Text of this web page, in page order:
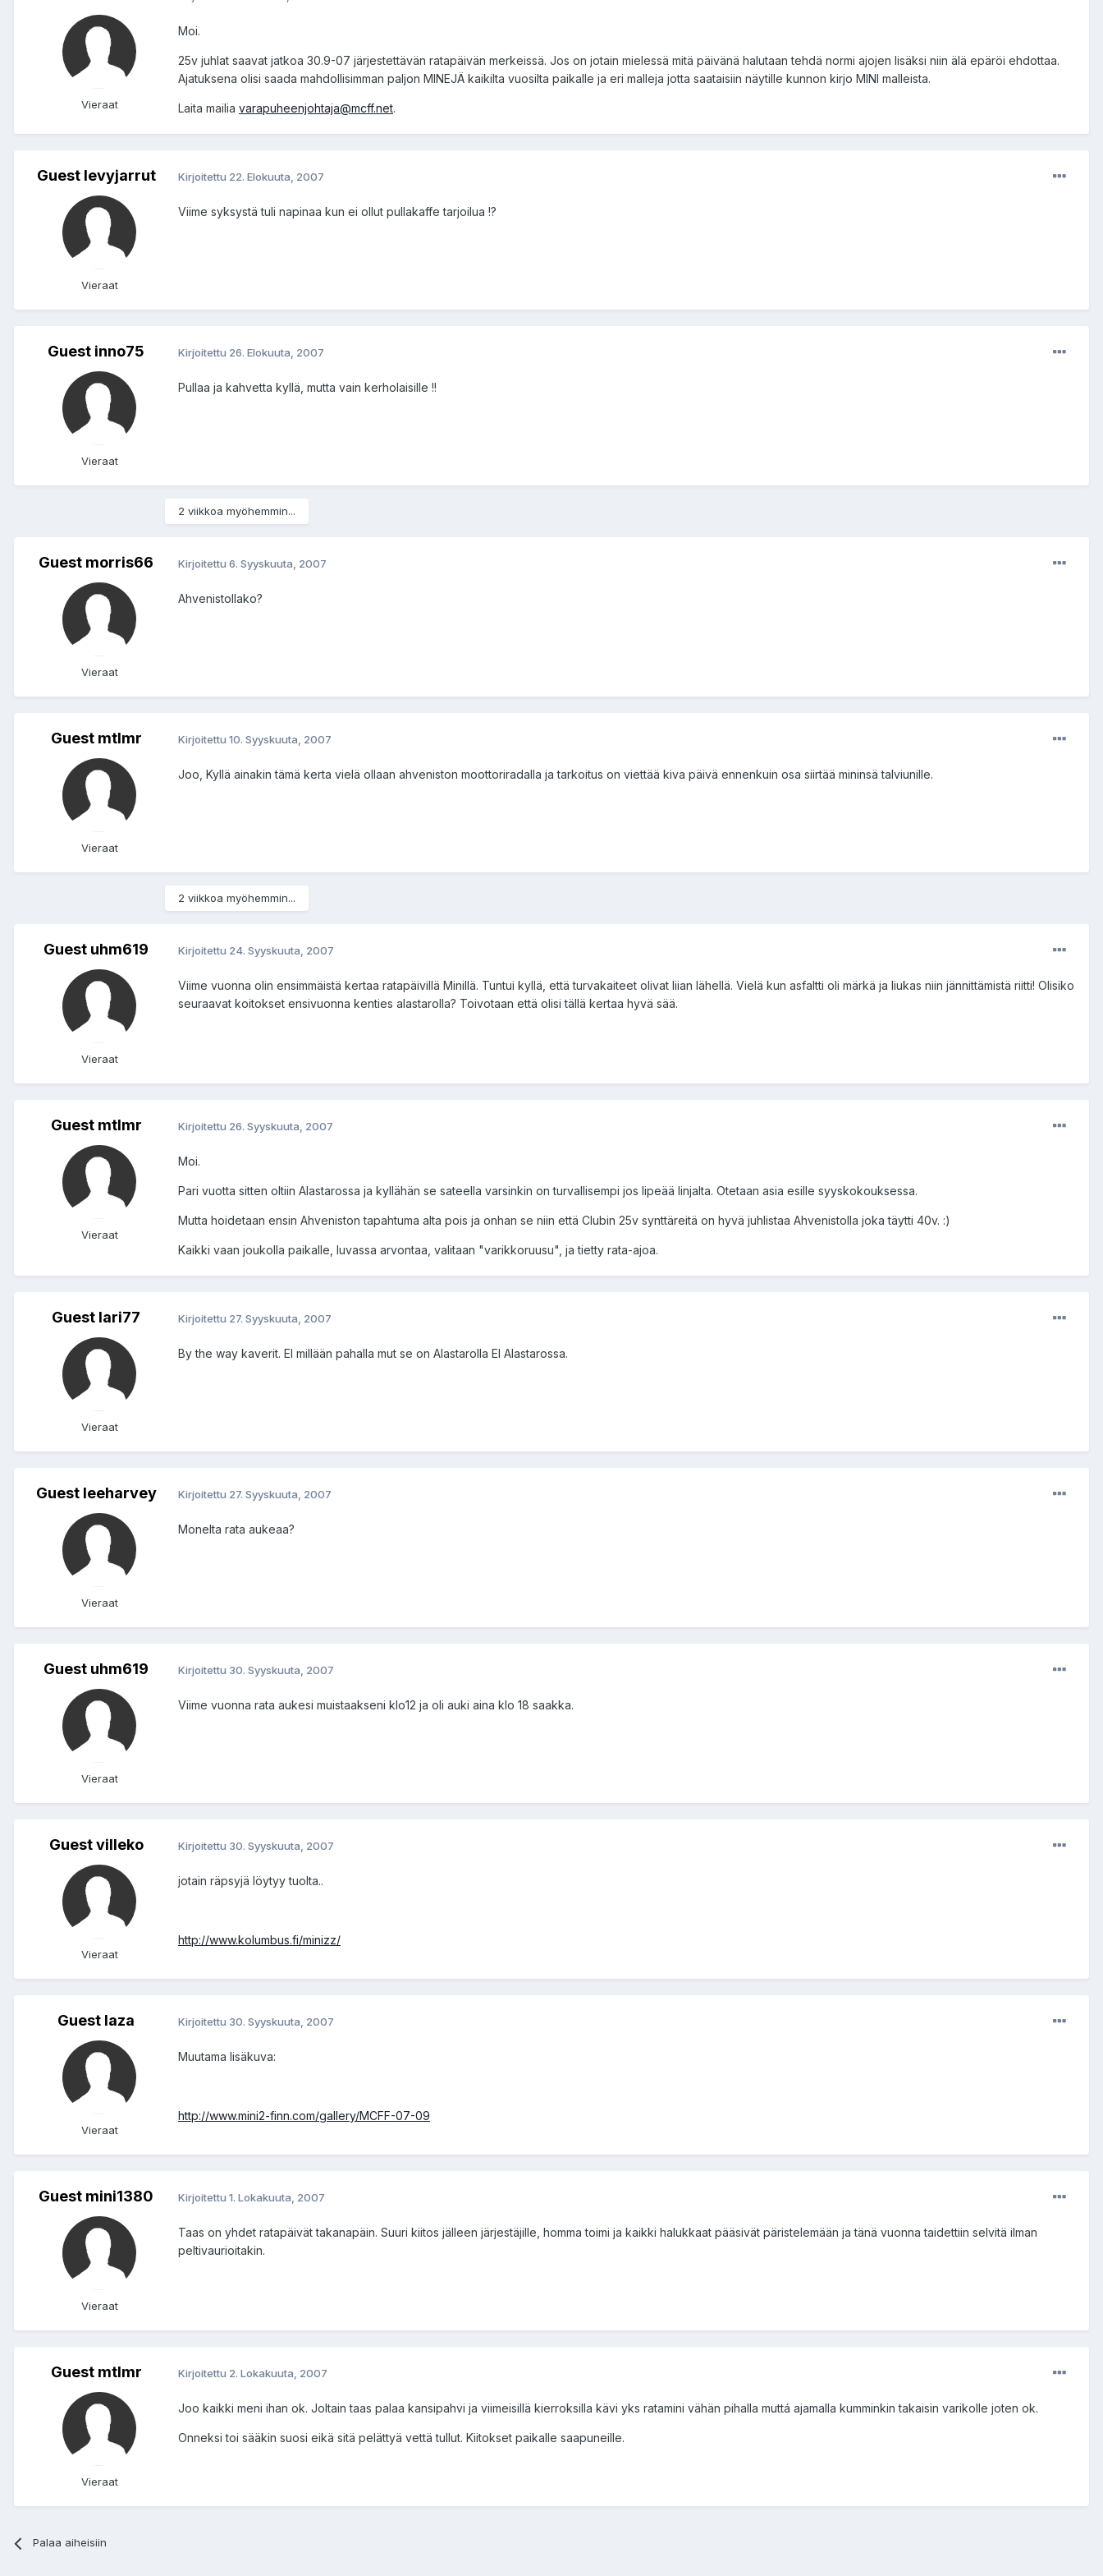
Vieraat
Moi.
25v juhlat saavat jatkoa 30.9-07 järjestettävän ratapäivän merkeissä. Jos on jotain mielessä mitä päivänä halutaan tehdä normi ajojen lisäksi niin älä epäröi ehdottaa.
Ajatuksena olisi saada mahdollisimman paljon MINEJÄ kaikilta vuosilta paikalle ja eri malleja jotta saataisiin näytille kunnon kirjo MINI malleista.
Laita mailia varapuheenjohtaja@mcff.net.
Guest levyjarrut
Vieraat
Kirjoitettu 22. Elokuuta, 2007
Viime syksystä tuli napinaa kun ei ollut pullakaffe tarjoilua !?
Guest inno75
Vieraat
Kirjoitettu 26. Elokuuta, 2007
Pullaa ja kahvetta kyllä, mutta vain kerholaisille !!
2 viikkoa myöhemmin...
Guest morris66
Vieraat
Kirjoitettu 6. Syyskuuta, 2007
Ahvenistollako?
Guest mtlmr
Vieraat
Kirjoitettu 10. Syyskuuta, 2007
Joo, Kyllä ainakin tämä kerta vielä ollaan ahveniston moottoriradalla ja tarkoitus on viettää kiva päivä ennenkuin osa siirtää mininsä talviunille.
2 viikkoa myöhemmin...
Guest uhm619
Vieraat
Kirjoitettu 24. Syyskuuta, 2007
Viime vuonna olin ensimmäistä kertaa ratapäivillä Minillä. Tuntui kyllä, että turvakaiteet olivat liian lähellä. Vielä kun asfaltti oli märkä ja liukas niin jännittämistä riitti! Olisiko
seuraavat koitokset ensivuonna kenties alastarolla? Toivotaan että olisi tällä kertaa hyvä sää.
Guest mtlmr
Vieraat
Kirjoitettu 26. Syyskuuta, 2007
Moi.
Pari vuotta sitten oltiin Alastarossa ja kyllähän se sateella varsinkin on turvallisempi jos lipeää linjalta. Otetaan asia esille syyskokouksessa.
Mutta hoidetaan ensin Ahveniston tapahtuma alta pois ja onhan se niin että Clubin 25v synttäreitä on hyvä juhlistaa Ahvenistolla joka täytti 40v. :)
Kaikki vaan joukolla paikalle, luvassa arvontaa, valitaan "varikkoruusu", ja tietty rata-ajoa.
Guest lari77
Vieraat
Kirjoitettu 27. Syyskuuta, 2007
By the way kaverit. EI millään pahalla mut se on Alastarolla EI Alastarossa.
Guest leeharvey
Vieraat
Kirjoitettu 27. Syyskuuta, 2007
Monelta rata aukeaa?
Guest uhm619
Vieraat
Kirjoitettu 30. Syyskuuta, 2007
Viime vuonna rata aukesi muistaakseni klo12 ja oli auki aina klo 18 saakka.
Guest villeko
Vieraat
Kirjoitettu 30. Syyskuuta, 2007
jotain räpsyjä löytyy tuolta..
http://www.kolumbus.fi/minizz/
Guest laza
Vieraat
Kirjoitettu 30. Syyskuuta, 2007
Muutama lisäkuva:
http://www.mini2-finn.com/gallery/MCFF-07-09
Guest mini1380
Vieraat
Kirjoitettu 1. Lokakuuta, 2007
Taas on yhdet ratapäivät takanapäin. Suuri kiitos jälleen järjestäjille, homma toimi ja kaikki halukkaat pääsivät päristelemään ja tänä vuonna taidettiin selvitä ilman
peltivaurioitakin.
Guest mtlmr
Vieraat
Kirjoitettu 2. Lokakuuta, 2007
Joo kaikki meni ihan ok. Joltain taas palaa kansipahvi ja viimeisillä kierroksilla kävi yks ratamini vähän pihalla muttá ajamalla kumminkin takaisin varikolle joten ok.
Onneksi toi sääkin suosi eikä sitä pelättyä vettä tullut. Kiitokset paikalle saapuneille.
Palaa aiheisiin